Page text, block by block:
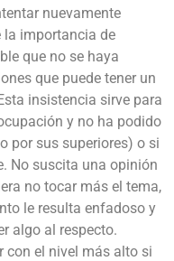
nuevamente
la importancia de
que no se haya
que puede tener un
insistencia sirve para
y no ha podido
por sus superiores) o si
No suscita una opinión
no tocar más el tema,
le resulta enfadoso y
algo al respecto.
con el nivel más alto si